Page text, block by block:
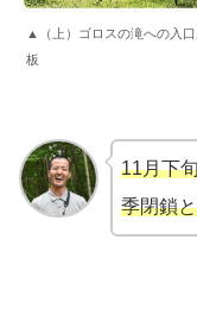
▲（上）ゴロスの滝への入
板
11月下
季閉鎖